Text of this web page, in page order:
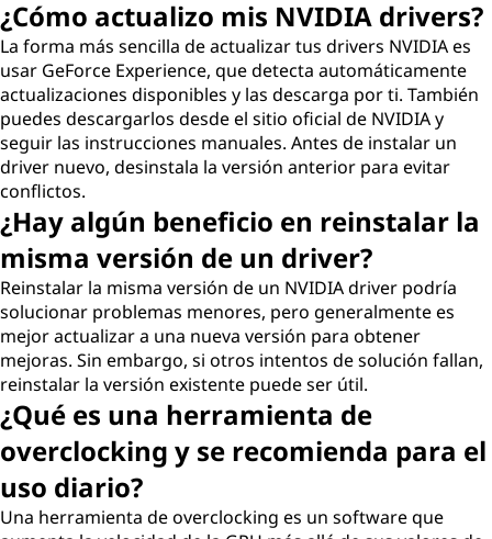
¿Cómo actualizo mis NVIDIA drivers?
La forma más sencilla de actualizar tus drivers NVIDIA es
usar GeForce Experience, que detecta automáticamente
actualizaciones disponibles y las descarga por ti. También
puedes descargarlos desde el sitio oficial de NVIDIA y
seguir las instrucciones manuales. Antes de instalar un
driver nuevo, desinstala la versión anterior para evitar
conflictos.
¿Hay algún beneficio en reinstalar la
misma versión de un driver?
Reinstalar la misma versión de un NVIDIA driver podría
solucionar problemas menores, pero generalmente es
mejor actualizar a una nueva versión para obtener
mejoras. Sin embargo, si otros intentos de solución fallan,
reinstalar la versión existente puede ser útil.
¿Qué es una herramienta de
overclocking y se recomienda para el
uso diario?
Una herramienta de overclocking es un software que